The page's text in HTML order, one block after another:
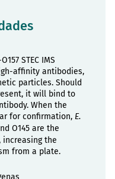
STEC IMS
affinity antibodies,
particles. Should
it will bind to
When the
for confirmation, E.
O145 are the
the
from a plate.